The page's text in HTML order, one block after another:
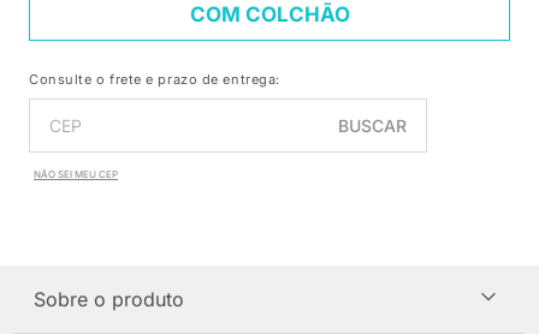
COM COLCHÃO
Consulte o frete e prazo de entrega:
BUSCAR
NÃO SEI MEU CEP
Sobre o produto